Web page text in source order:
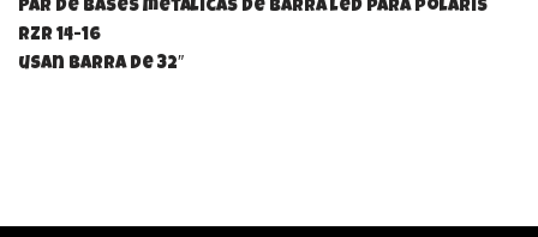
Par de bases metalicas de barra led para polaris
RZR 14-16
usan barra de 32″